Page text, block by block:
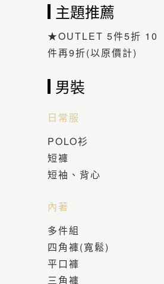
主題推薦
★OUTLET 5件5折 10
件再9折(以原價計)
男裝
日常服
POLO衫
短褲
短袖、背心
內著
多件組
四角褲(寬鬆)
平口褲
三角褲